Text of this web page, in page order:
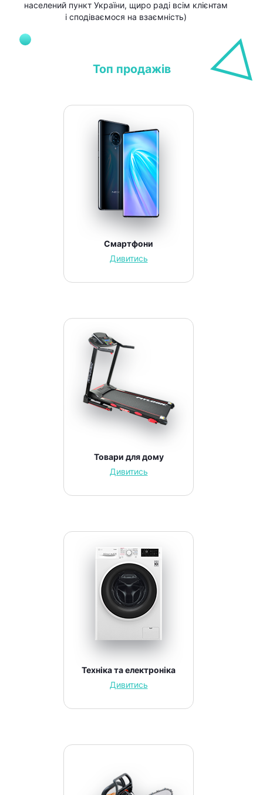
населений пункт України, щиро раді всім клієнтам
і сподіваємося на взаємність)
Топ продажів
Смартфони
Дивитись
Товари для дому
Дивитись
Техніка та електроніка
Дивитись